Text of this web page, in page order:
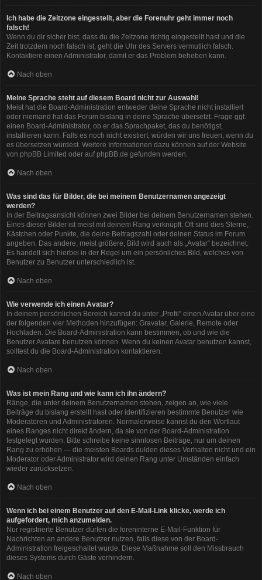
Ich habe die Zeitzone eingestellt, aber die Forenuhr geht immer noch
falsch!
Wenn du dir sicher bist, dass du die Zeitzone richtig eingestellt hast und die
Zeit trotzdem noch falsch ist, geht die Uhr des Servers vermutlich falsch.
Kontaktiere einen Administrator, damit er das Problem beheben kann.
Nach oben
Meine Sprache steht auf diesem Board nicht zur Auswahl!
Meist hat die Board-Administration entweder deine Sprache nicht installiert
oder niemand hat das Forum bislang in deine Sprache übersetzt. Frage ggf.
einen Board-Administrator, ob er das Sprachpaket, das du benötigst,
installieren kann. Falls es noch nicht existiert, würden wir uns freuen, wenn du
es übersetzen würdest. Weitere Informationen dazu können auf der Website
von phpBB Limited oder auf phpBB.de gefunden werden.
Nach oben
Was sind das für Bilder, die bei meinem Benutzernamen angezeigt
werden?
In der Beitragsansicht können zwei Bilder bei deinem Benutzernamen stehen.
Eines dieser Bilder ist meist mit deinem Rang verknüpft: Oft sind dies Sterne,
Kästchen oder Punkte, die deine Beitragszahl oder deinen Status im Forum
angeben. Das andere, meist größere, Bild wird auch als „Avatar“ bezeichnet.
Es handelt sich hierbei in der Regel um ein persönliches Bild, welches von
Benutzer zu Benutzer unterschiedlich ist.
Nach oben
Wie verwende ich einen Avatar?
In deinem persönlichen Bereich kannst du unter „Profil“ einen Avatar über eine
der folgenden vier Methoden hinzufügen: Gravatar, Galerie, Remote oder
Hochladen. Die Board-Administration kann bestimmen, ob und wie die
Benutzer Avatare benutzen können. Wenn du keinen Avatar benutzen kannst,
solltest du die Board-Administration kontaktieren.
Nach oben
Was ist mein Rang und wie kann ich ihn ändern?
Ränge, die unter deinem Benutzernamen stehen, zeigen an, wie viele
Beiträge du bislang erstellt hast oder identifizieren bestimmte Benutzer wie
Moderatoren und Administratoren. Normalerweise kannst du den Wortlaut
eines Ranges nicht direkt ändern, da sie von der Board-Administration
festgelegt wurden. Bitte schreibe keine sinnlosen Beiträge, nur um deinen
Rang zu erhöhen — die meisten Boards dulden dieses Verhalten nicht und ein
Moderator oder Administrator wird deinen Rang unter Umständen einfach
wieder zurücksetzen.
Nach oben
Wenn ich bei einem Benutzer auf den E-Mail-Link klicke, werde ich
aufgefordert, mich anzumelden.
Nur registrierte Benutzer dürfen die foreninterne E-Mail-Funktion für
Nachrichten an andere Benutzer nutzen, falls diese von der Board-
Administration freigeschaltet wurde. Diese Maßnahme soll den Missbrauch
dieses Systems durch Gäste verhindern.
Nach oben